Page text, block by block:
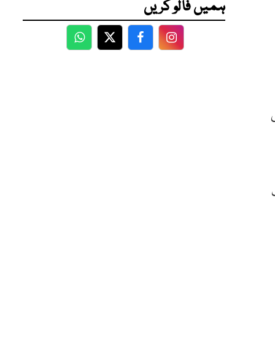
ہمیں فالو کریں
WhatsApp
TwitterFacebookFacebook